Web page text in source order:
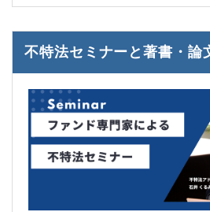
不特法セミナーと著書・論